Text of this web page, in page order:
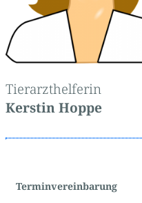
Tierarzthelferin
Kerstin Hoppe
Terminvereinbarung